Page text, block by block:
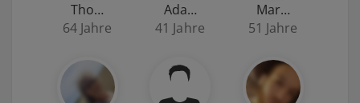
Tho…
64 Jahre
Ada…
41 Jahre
Mar…
51 Jahre